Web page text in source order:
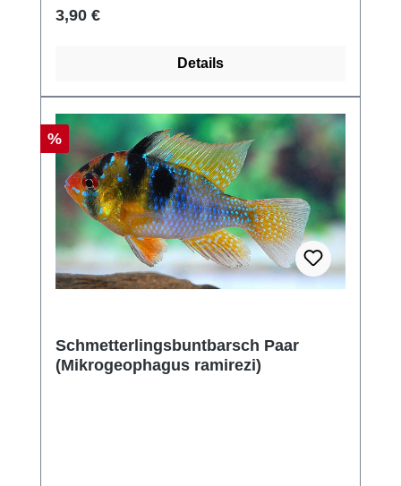
Regulärer Preis:
3,90 €
Details
Rabatt
%
Schmetterlingsbuntbarsch Paar
(Mikrogeophagus ramirezi)